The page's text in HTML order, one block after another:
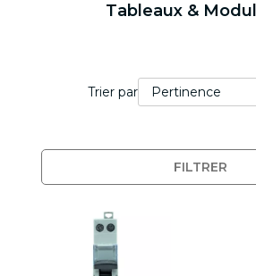
Tableaux &
Trier par
FILTRER